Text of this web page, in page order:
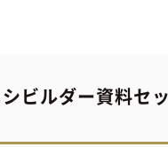
ビルダー資料セ